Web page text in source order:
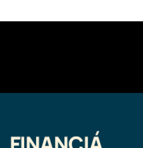
Ferial de Chos Malal. Habrá
sábado 11 de febrero, y dará